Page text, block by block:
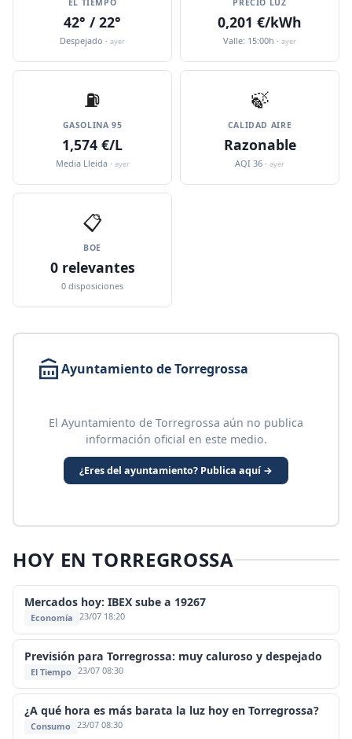
EL TIEMPO
42° / 22°
Despejado · ayer
PRECIO LUZ
0,201 €/kWh
Valle: 15:00h · ayer
⛽️
GASOLINA 95
1,574 €/L
Media Lleida · ayer
🍃
CALIDAD AIRE
Razonable
AQI 36 · ayer
📋
BOE
0 relevantes
0 disposiciones
Ayuntamiento de Torregrossa
El Ayuntamiento de Torregrossa aún no publica
información oficial en este medio.
¿Eres del ayuntamiento? Publica aquí →
HOY EN TORREGROSSA
Mercados hoy: IBEX sube a 19267
Economía 23/07 18:20
Previsión para Torregrossa: muy caluroso y despejado
El Tiempo 23/07 08:30
¿A qué hora es más barata la luz hoy en Torregrossa?
Consumo 23/07 08:30